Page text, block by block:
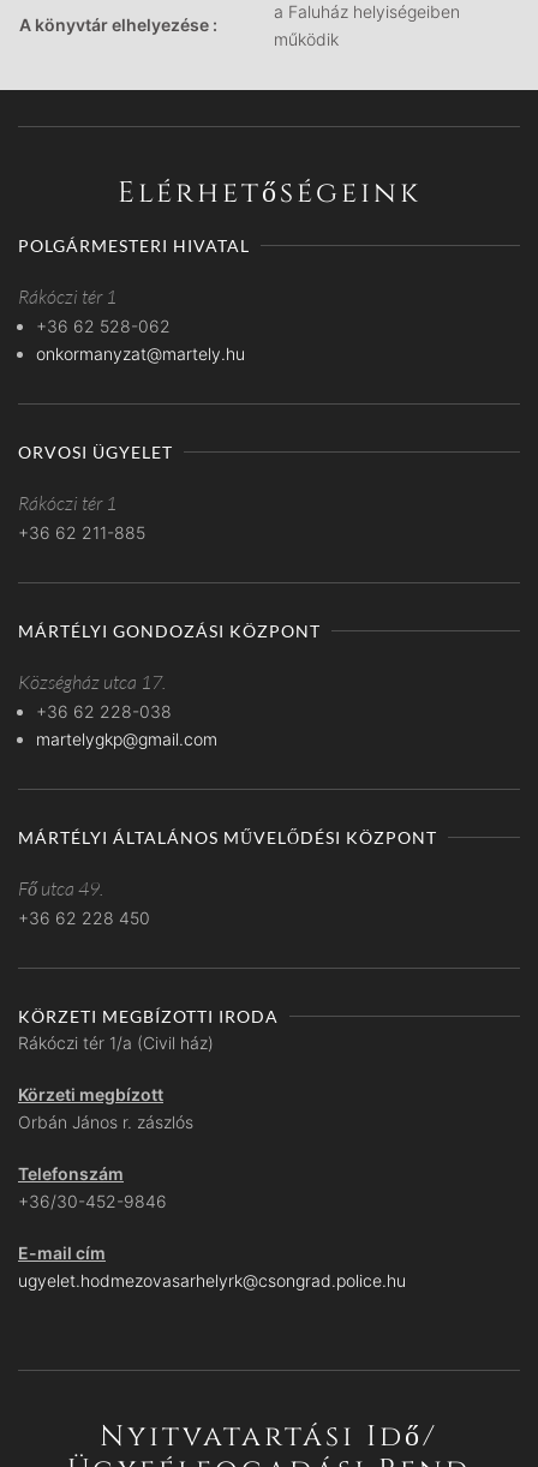
A könyvtár elhelyezése :
a Faluház helyiségeiben
működik
Elérhetőségeink
POLGÁRMESTERI HIVATAL
Rákóczi tér 1
+36 62 528-062
onkormanyzat@martely.hu
ORVOSI ÜGYELET
Rákóczi tér 1
+36 62 211-885
MÁRTÉLYI GONDOZÁSI KÖZPONT
Községház utca 17.
+36 62 228-038
martelygkp@gmail.com
MÁRTÉLYI ÁLTALÁNOS MŰVELŐDÉSI KÖZPONT
Fő utca 49.
+36 62 228 450
KÖRZETI MEGBÍZOTTI IRODA
Rákóczi tér 1/a (Civil ház)
Körzeti megbízott
Orbán János r. zászlós
Telefonszám
+36/30-452-9846
E-mail cím
ugyelet.hodmezovasarhelyrk@csongrad.police.hu
Nyitvatartási Idő/